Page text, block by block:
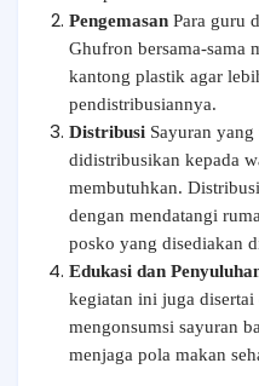
Pengemasan Para guru
Ghufron bersama-sama
kantong plastik agar
pendistribusiannya.
Distribusi Sayuran
didistribusikan kepada
membutuhkan.
dengan mendatangi
posko yang disediakan
Edukasi dan
kegiatan ini juga disertai
mengonsumsi sayuran
menjaga pola makan